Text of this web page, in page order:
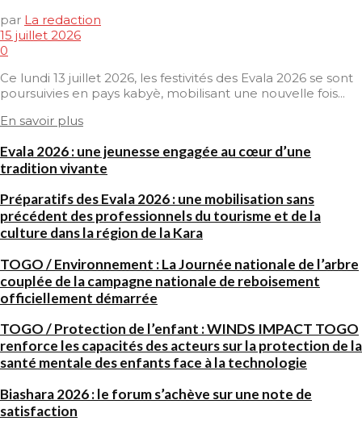
par La redaction
15 juillet 2026
0
Ce lundi 13 juillet 2026, les festivités des Evala 2026 se sont
poursuivies en pays kabyè, mobilisant une nouvelle fois...
En savoir plus
Evala 2026 : une jeunesse engagée au cœur d’une
tradition vivante
Préparatifs des Evala 2026 : une mobilisation sans
précédent des professionnels du tourisme et de la
culture dans la région de la Kara
TOGO / Environnement : La Journée nationale de l’arbre
couplée de la campagne nationale de reboisement
officiellement démarrée
TOGO / Protection de l’enfant : WINDS IMPACT TOGO
renforce les capacités des acteurs sur la protection de la
santé mentale des enfants face à la technologie
Biashara 2026 : le forum s’achève sur une note de
satisfaction